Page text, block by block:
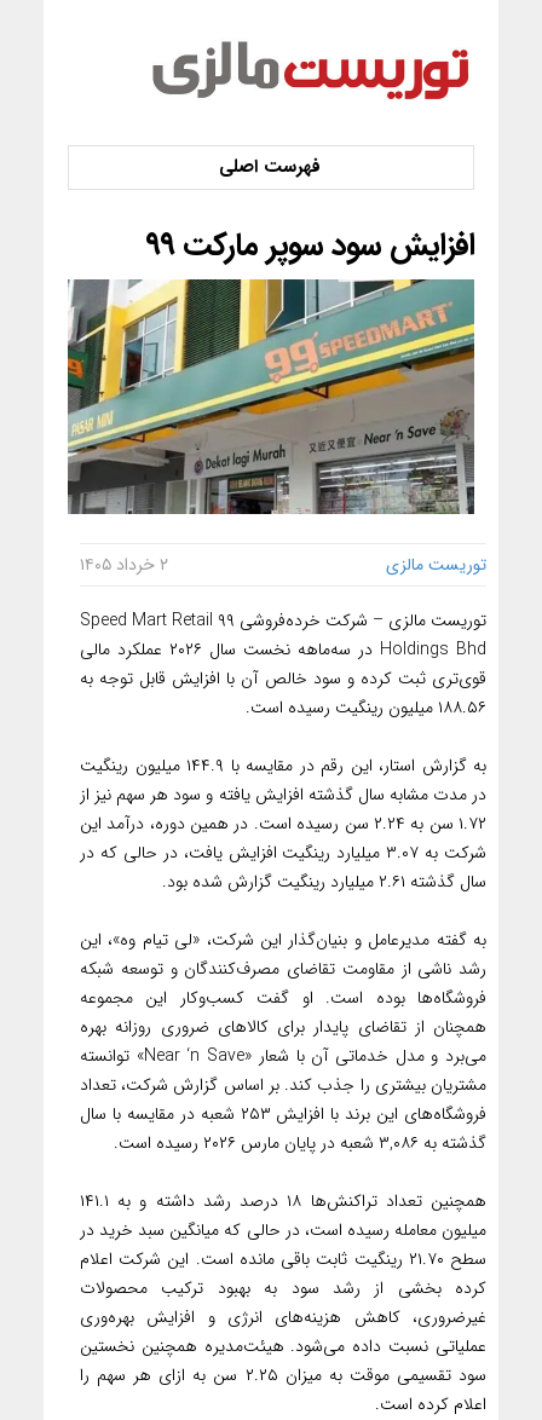
افزایش سود سوپر مارکت ۹۹
توریست مالزی ۲ خرداد ۱۴۰۵
توریست مالزی – شرکت خرده‌فروشی ۹۹ Speed Mart Retail
Holdings Bhd در سه‌ماهه نخست سال ۲۰۲۶ عملکرد مالی
قوی‌تری ثبت کرده و سود خالص آن با افزایش قابل توجه به
۱۸۸.۵۶ میلیون رینگیت رسیده است.
به گزارش استار، این رقم در مقایسه با ۱۴۴.۹ میلیون رینگیت
در مدت مشابه سال گذشته افزایش یافته و سود هر سهم نیز از
۱.۷۲ سن به ۲.۲۴ سن رسیده است. در همین دوره، درآمد این
شرکت به ۳.۰۷ میلیارد رینگیت افزایش یافت، در حالی که در
سال گذشته ۲.۶۱ میلیارد رینگیت گزارش شده بود.
به گفته مدیرعامل و بنیان‌گذار این شرکت، «لی تیام وه»، این
رشد ناشی از مقاومت تقاضای مصرف‌کنندگان و توسعه شبکه
فروشگاه‌ها بوده است. او گفت کسب‌وکار این مجموعه
همچنان از تقاضای پایدار برای کالاهای ضروری روزانه بهره
می‌برد و مدل خدماتی آن با شعار «Near ‘n Save» توانسته
مشتریان بیشتری را جذب کند. بر اساس گزارش شرکت، تعداد
فروشگاه‌های این برند با افزایش ۲۵۳ شعبه در مقایسه با سال
گذشته به ۳,۰۸۶ شعبه در پایان مارس ۲۰۲۶ رسیده است.
همچنین تعداد تراکنش‌ها ۱۸ درصد رشد داشته و به ۱۴۱.۱
میلیون معامله رسیده است، در حالی که میانگین سبد خرید در
سطح ۲۱.۷۰ رینگیت ثابت باقی مانده است. این شرکت اعلام
کرده بخشی از رشد سود به بهبود ترکیب محصولات
غیرضروری، کاهش هزینه‌های انرژی و افزایش بهره‌وری
عملیاتی نسبت داده می‌شود. هیئت‌مدیره همچنین نخستین
سود تقسیمی موقت به میزان ۲.۲۵ سن به ازای هر سهم را
اعلام کرده است.